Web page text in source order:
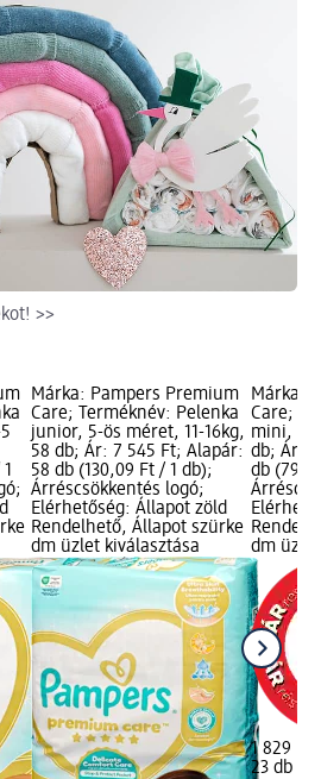
>>
Márka: Pampers Premium
Care; Terméknév: Pelenka
junior, 5-ös méret, 11-16kg,
58 db; Ár: 7 545 Ft; Alapár:
58 db (130,09 Ft / 1 db);
Árréscsökkentés logó;
Elérhetőség: Állapot zöld
Rendelhető, Állapot szürke
dm üzlet kiválasztása
Márka:
Care;
mini, 2-
db; Ár: 1
db
dm
1 829 Ft
23 db